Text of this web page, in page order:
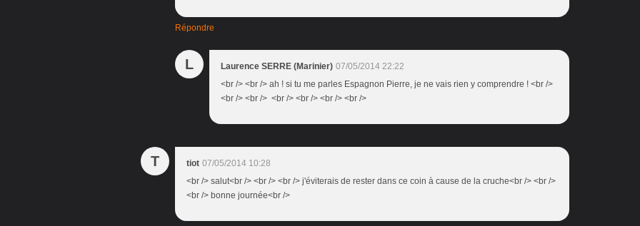
Répondre
L Laurence SERRE (Marinier) 07/05/2014 22:22
<br /> <br /> ah ! si tu me parles Espagnon Pierre, je ne vais rien y comprendre ! <br />
<br /> <br /> <br /> <br /> <br /> <br />
T tiot 07/05/2014 10:28
<br /> salut<br /> <br /> <br /> j'éviterais de rester dans ce coin à cause de la cruche<br /> <br />
<br /> bonne journée<br />